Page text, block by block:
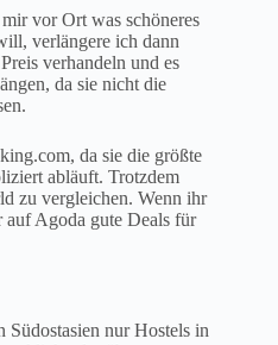
vor Ort was schöneres
verlängere ich dann
verhandeln und es
da sie nicht die
da sie die größte
abläuft. Trotzdem
zu vergleichen. Wenn ihr
Agoda gute Deals für
Südostasien nur Hostels in